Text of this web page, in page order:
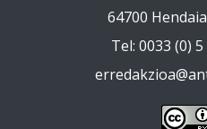
64700
Tel: 0033 (0)